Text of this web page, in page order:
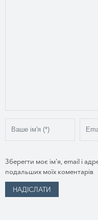
Зберегти моє ім'я, email і
подальших моїх коментарів